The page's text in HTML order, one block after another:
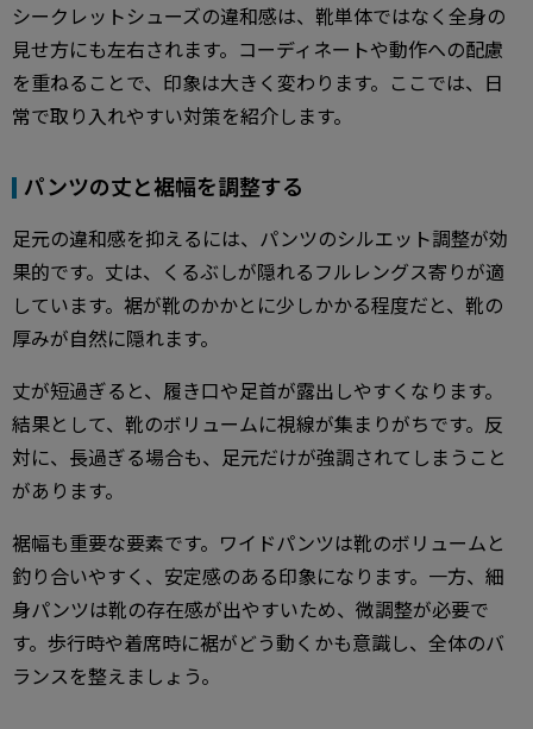
シークレットシューズの違和感は、靴単体ではなく全身の
見せ方にも左右されます。コーディネートや動作への配慮
を重ねることで、印象は大きく変わります。ここでは、日
常で取り入れやすい対策を紹介します。
パンツの丈と裾幅を調整する
足元の違和感を抑えるには、パンツのシルエット調整が効
果的です。丈は、くるぶしが隠れるフルレングス寄りが適
しています。裾が靴のかかとに少しかかる程度だと、靴の
厚みが自然に隠れます。
丈が短過ぎると、履き口や足首が露出しやすくなります。
結果として、靴のボリュームに視線が集まりがちです。反
対に、長過ぎる場合も、足元だけが強調されてしまうこと
があります。
裾幅も重要な要素です。ワイドパンツは靴のボリュームと
釣り合いやすく、安定感のある印象になります。一方、細
身パンツは靴の存在感が出やすいため、微調整が必要で
す。歩行時や着席時に裾がどう動くかも意識し、全体のバ
ランスを整えましょう。